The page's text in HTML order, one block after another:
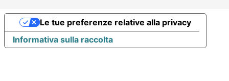
Informativa sulla raccolta
Le tue preferenze relative alla privacy